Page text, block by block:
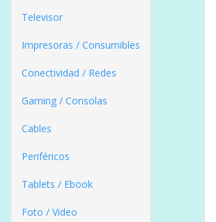
Televisor
Impresoras / Consumibles
Conectividad / Redes
Gaming / Consolas
Cables
Periféricos
Tablets / Ebook
Foto / Video